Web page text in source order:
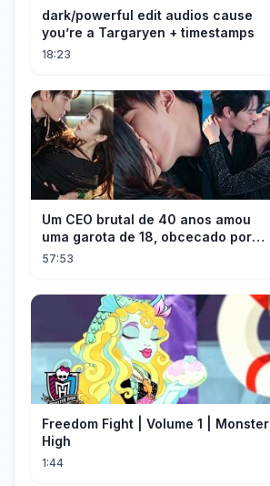
dark/powerful edit audios cause
you’re a Targaryen + timestamps
18:23
Um CEO brutal de 40 anos amou
uma garota de 18, obcecado por
sua "inocência"! Ela teve seu
57:53
Freedom Fight | Volume 1 | Monster
High
1:44